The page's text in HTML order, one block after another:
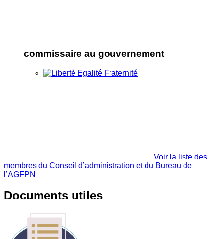
commissaire au gouvernement
Voir la liste des
membres du Conseil d’administration et du Bureau de
l’AGFPN
Documents utiles